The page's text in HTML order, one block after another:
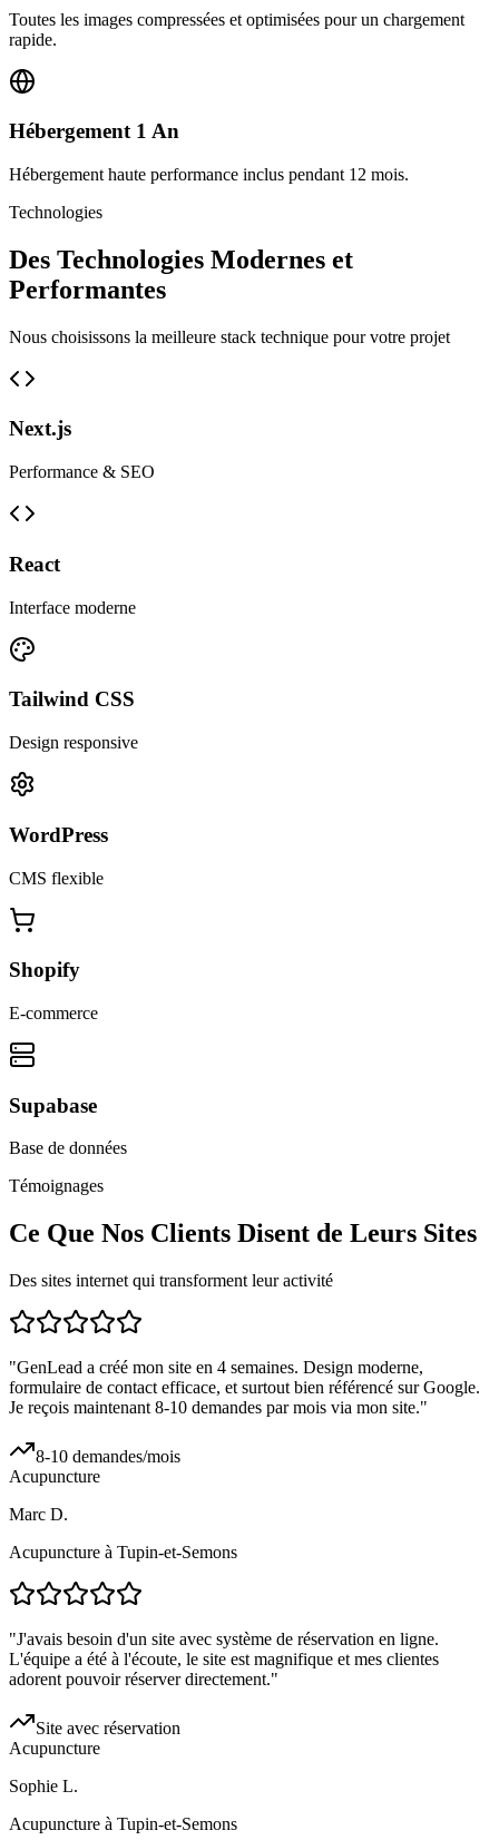
Toutes les images compressées et optimisées pour un chargement
rapide.
Hébergement 1 An
Hébergement haute performance inclus pendant 12 mois.
Technologies
Des Technologies Modernes et
Performantes
Nous choisissons la meilleure stack technique pour votre projet
Next.js
Performance & SEO
React
Interface moderne
Tailwind CSS
Design responsive
WordPress
CMS flexible
Shopify
E-commerce
Supabase
Base de données
Témoignages
Ce Que Nos Clients Disent de Leurs Sites
Des sites internet qui transforment leur activité
"GenLead a créé mon site en 4 semaines. Design moderne,
formulaire de contact efficace, et surtout bien référencé sur Google.
Je reçois maintenant 8-10 demandes par mois via mon site."
8-10 demandes/mois
Acupuncture
Marc D.
Acupuncture à Tupin-et-Semons
"J'avais besoin d'un site avec système de réservation en ligne.
L'équipe a été à l'écoute, le site est magnifique et mes clientes
adorent pouvoir réserver directement."
Site avec réservation
Acupuncture
Sophie L.
Acupuncture à Tupin-et-Semons